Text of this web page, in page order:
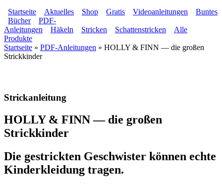
BLUMENBUNT VERLAG
Sekundärmenü
Startseite Aktuelles Shop Gratis Videoanleitungen Buntes
Hauptmenü
Bücher
PDF-
Anleitungen
Häkeln Stricken Schattenstricken
Alle
Produkte
Sie sind hier
Startseite » PDF-Anleitungen » HOLLY & FINN — die großen
Strickkinder
Strickanleitung
HOLLY & FINN — die großen
Strickkinder
Die gestrickten Geschwister können echte
Kinderkleidung tragen.